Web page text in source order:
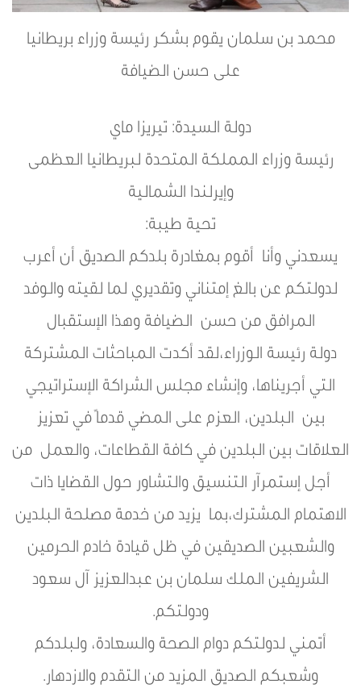
محمد بن سلمان يقوم بشكر رئيسة وزراء بريطانيا
على حسن الضيافة
دولة السيدة: تيريزا ماي
رئيسة وزراء المملكة المتحدة لبريطانيا العظمى
وإيرلندا الشمالية
تحية طيبة:
يسعدني وأنا أقوم بمغادرة بلدكم الصديق أن أعرب
لدولتكم عن بالغ إمتناني وتقديري لما لقيته والوفد
المرافق من حسن الضيافة وهذا الإستقبال
دولة رئيسة الوزراء،لقد أكدت المباحثات المشتركة
التي أجريناها، وإنشاء مجلس الشراكة الإستراتيجي
بين البلدين، العزم على المضي قدماً في تعزيز
العلاقات بين البلدين في كافة القطاعات، والعمل من
أجل إستمرآر التنسيق والتشاور حول القضايا ذات
الاهتمام المشترك،بما يزيد من خدمة مصلحة البلدين
والشعبين الصديقين في ظل قيادة خادم الحرمين
الشريفين الملك سلمان بن عبدالعزيز آل سعود
ودولتكم.
أتمني لدولتكم دوام الصحة والسعادة، ولبلدكم
وشعبكم الصديق المزيد من التقدم والازدهار.